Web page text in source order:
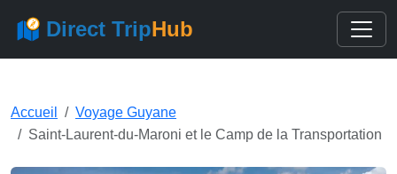
Direct TripHub
Accueil
Voyage Guyane
Saint-Laurent-du-Maroni et le Camp de la Transportation